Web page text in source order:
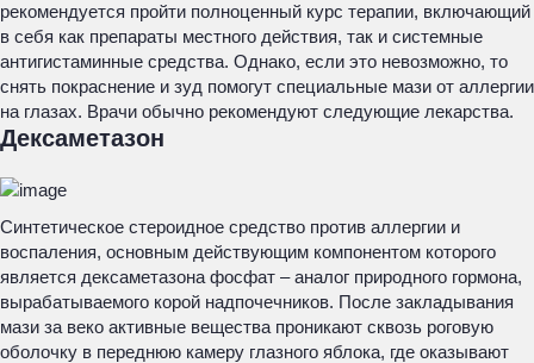
рекомендуется пройти полноценный курс терапии, включающий
в себя как препараты местного действия, так и системные
антигистаминные средства. Однако, если это невозможно, то
снять покраснение и зуд помогут специальные мази от аллергии
на глазах. Врачи обычно рекомендуют следующие лекарства.
Дексаметазон
Синтетическое стероидное средство против аллергии и
воспаления, основным действующим компонентом которого
является дексаметазона фосфат – аналог природного гормона,
вырабатываемого корой надпочечников. После закладывания
мази за веко активные вещества проникают сквозь роговую
оболочку в переднюю камеру глазного яблока, где оказывают